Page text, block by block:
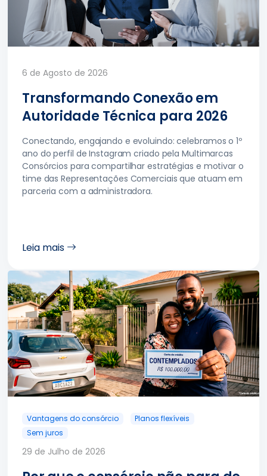
6 de Agosto de 2026
Transformando Conexão em
Autoridade Técnica para 2026
Conectando, engajando e evoluindo: celebramos o 1º
ano do perfil de Instagram criado pela Multimarcas
Consórcios para compartilhar estratégias e motivar o
time das Representações Comerciais que atuam em
parceria com a administradora.
Leia mais
Vantagens do consórcio
Planos flexíveis
Sem juros
29 de Julho de 2026